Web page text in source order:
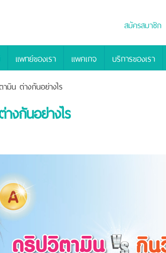
สมัครสมาชิก
แพทย์ของเรา แพคเกจ บริการของเรา
มิน ต่างกันอย่างไร
งกันอย่างไร